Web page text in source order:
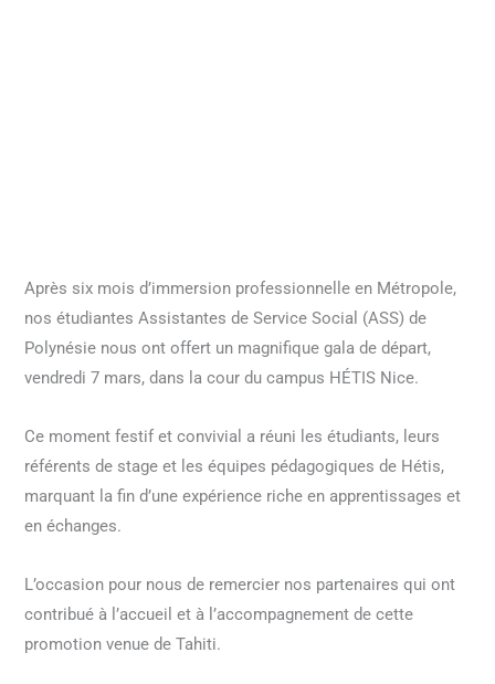
Après six mois d’immersion professionnelle en Métropole,
nos étudiantes Assistantes de Service Social (ASS) de
Polynésie nous ont offert un magnifique gala de départ,
vendredi 7 mars, dans la cour du campus HÉTIS Nice.
Ce moment festif et convivial a réuni les étudiants, leurs
référents de stage et les équipes pédagogiques de Hétis,
marquant la fin d’une expérience riche en apprentissages et
en échanges.
L’occasion pour nous de remercier nos partenaires qui ont
contribué à l’accueil et à l’accompagnement de cette
promotion venue de Tahiti.